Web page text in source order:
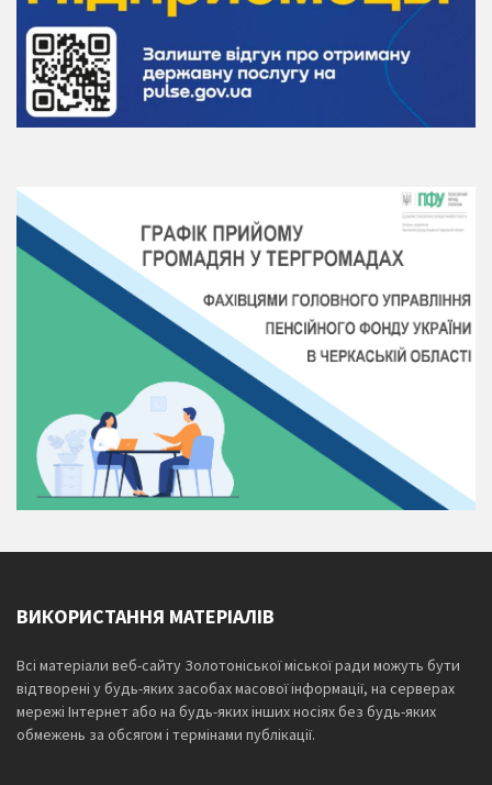
ВИКОРИСТАННЯ МАТЕРІАЛІВ
Всі матеріали веб-сайту Золотоніської міської ради можуть бути
відтворені у будь-яких засобах масової інформації, на серверах
мережі Інтернет або на будь-яких інших носіях без будь-яких
обмежень за обсягом і термінами публікації.